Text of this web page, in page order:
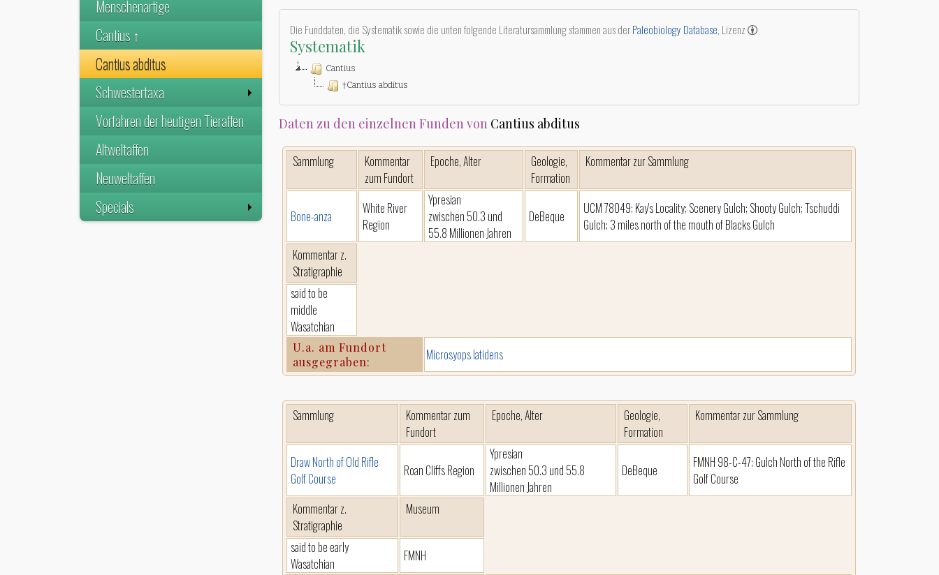
Menschenartige
Cantius ↑
Cantius abditus
Schwestertaxa
Vorfahren der heutigen Tieraffen
Altweltaffen
Neuweltaffen
Specials
Die Funddaten, die Systematik sowie die unten folgende Literatursammlung stammen aus derPaleobiology Database, Lizenz
Systematik
Cantius
†Cantius abditus
Daten zu den einzelnen Funden von Cantius abditus
Sammlung
Kommentar
zum Fundort
Epoche, Alter
Geologie,
Formation
Kommentar zur Sammlung
Bone-anza
White River
Region
Ypresian
zwischen 50.3 und
55.8 Millionen Jahren
DeBeque
UCM 78049; Kay's Locality; Scenery Gulch; Shooty Gulch; Tschuddi
Gulch; 3 miles north of the mouth of Blacks Gulch
Kommentar z.
Stratigraphie
said to be
middle
Wasatchian
U.a. am Fundort
ausgegraben:
Microsyops latidens
Sammlung
Kommentar zum
Fundort
Epoche, Alter
Geologie,
Formation
Kommentar zur Sammlung
Draw North of Old Rifle
Golf Course
Roan Cliffs Region
Ypresian
zwischen 50.3 und 55.8
Millionen Jahren
DeBeque
FMNH 98-C-47; Gulch North of the Rifle
Golf Course
Kommentar z.
Stratigraphie
Museum
said to be early
Wasatchian
FMNH